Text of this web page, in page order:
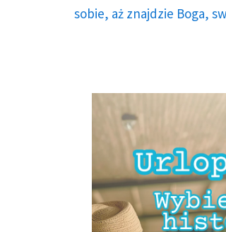
sobie, aż znajdzie Boga,